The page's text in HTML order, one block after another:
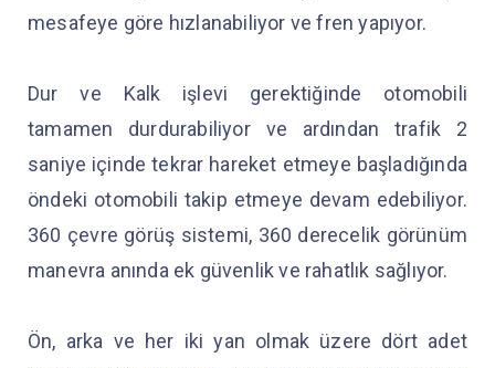
mesafeye göre hızlanabiliyor ve fren yapıyor.
Dur ve Kalk işlevi gerektiğinde otomobili
tamamen durdurabiliyor ve ardından trafik 2
saniye içinde tekrar hareket etmeye başladığında
öndeki otomobili takip etmeye devam edebiliyor.
360 çevre görüş sistemi, 360 derecelik görünüm
manevra anında ek güvenlik ve rahatlık sağlıyor.
Ön, arka ve her iki yan olmak üzere dört adet